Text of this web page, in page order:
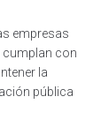
empresas
cumplan con
la
pública